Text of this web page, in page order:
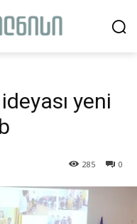
yeni
0
285